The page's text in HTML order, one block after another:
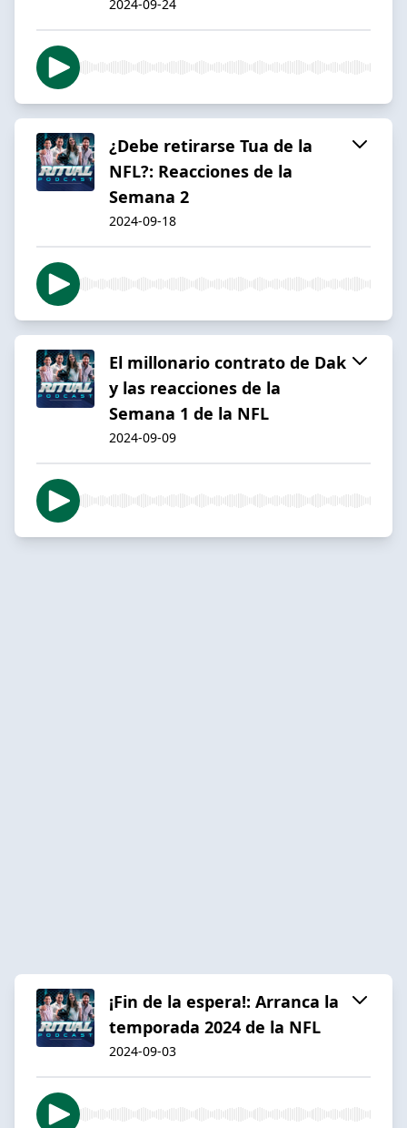
2024-09-24
¿Debe retirarse Tua de la
NFL?: Reacciones de la
Semana 2
2024-09-18
El millonario contrato de Dak
y las reacciones de la
Semana 1 de la NFL
2024-09-09
¡Fin de la espera!: Arranca la
temporada 2024 de la NFL
2024-09-03